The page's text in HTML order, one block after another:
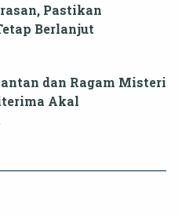
Pastikan
Berlanjut
dan Ragam Misteri
Akal